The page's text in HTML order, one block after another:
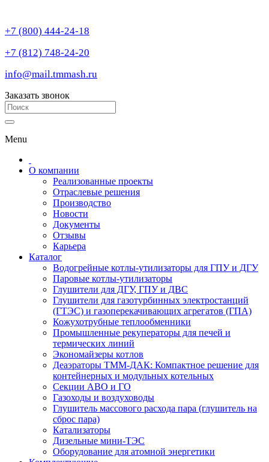
+7 (800) 444-24-18
+7 (812) 748-24-20
info@mail.tmmash.ru
Заказать звонок
Menu
О компании
Реализованные проекты
Отраслевые решения
Производство
Новости
Документы
Отзывы
Карьера
Каталог
Водогрейные котлы-утилизаторы для ГПУ и ДГУ
Паровые котлы-утилизаторы
Глушители для ДГУ, ГПУ и ДВС
Глушители для газотурбинных электростанций
(ГТЭС) и газоперекачивающих агрегатов (ГПА)
Кожухотрубные теплообменники
Промышленные рекуператоры для печей и
термических линий
Экономайзеры котлов
Деаэраторы ТММ-ДАК: Компактное решение для
контейнерных и модульных котельных
Секции АВО и ГО
Газоходы и воздуховоды
Глушитель массового расхода пара (глушитель на
сброс пара)
Катализаторы
Дизельные мини-ТЭС
Оборудование для атомной энергетики